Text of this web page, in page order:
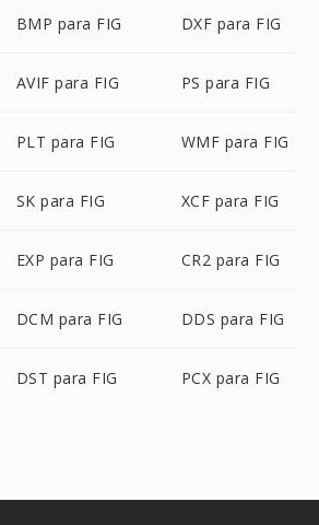
BMP para FIG DXF para FIG
AVIF para FIG PS para FIG
PLT para FIG WMF para FIG
SK para FIG XCF para FIG
EXP para FIG CR2 para FIG
DCM para FIG DDS para FIG
DST para FIG PCX para FIG